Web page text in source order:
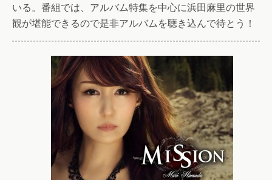
いる。番組では、アルバム特集を中心に浜田麻里の世界
観が堪能できるので是非アルバムを聴き込んで待とう！